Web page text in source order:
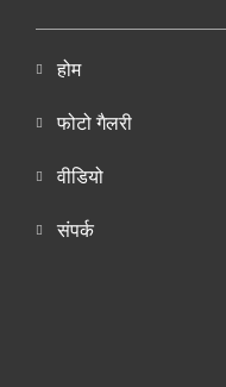
होम
फोटो गैलरी
वीडियो
संपर्क